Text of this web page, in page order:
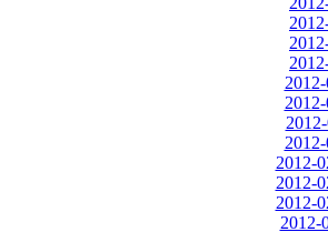
2012-
2012-
2012-
2012-